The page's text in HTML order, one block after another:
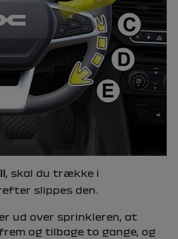
, skal du trække i
slippes den.
ud over sprinkleren, at
og tilbage to gange, og